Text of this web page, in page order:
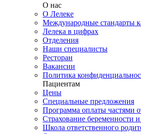
О нас
О Лелеке
Международные стандарты
Лелека в цифрах
Отделения
Наши специалисты
Ресторан
Вакансии
Политика
Пациентам
Цены
Специальные предложения
Программа оплаты частями
Страхование беременности
Школа ответственного